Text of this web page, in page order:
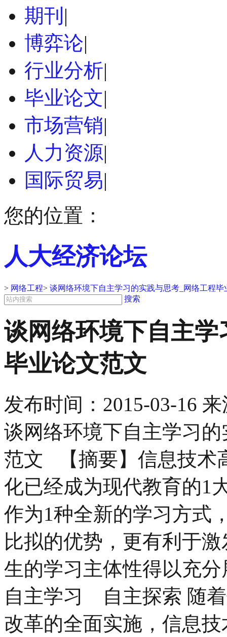
期刊 |
博弈论|
行业分析|
毕业论文|
市场营销|
人力资源|
国际贸易|
您的位置：
人大经济论坛
> 网络工程> 谈网络环境下自主学习的实践与思考_网络工程毕
搜索
谈网络环境下自主
毕业论文范文
发布时间： 2015-03-16 来
谈网络环境下自主学习
范文 【摘要】信息技术
化已经成为现代教育的1
作为1种全新的学习方式
比拟的优势，更有利于
生的学习主体性得以充
自主学习 自主探索 随
改革的全面实施，信息